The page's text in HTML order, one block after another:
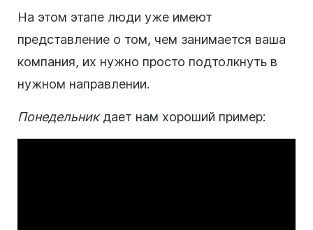
На этом этапе люди уже имеют
представление о том, чем занимается ваша
компания, их нужно просто подтолкнуть в
нужном направлении.
Понедельникдает нам хороший пример: